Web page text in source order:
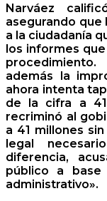
Narváez
asegurando que
a la ciudadanía
los informes
además la
ahora intenta
de la cifra a
recriminó al
a 41 millones
legal
diferencia,
público a
administrativo».